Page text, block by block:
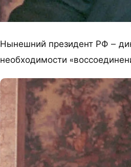
Нынешний президент РФ –
необходимости